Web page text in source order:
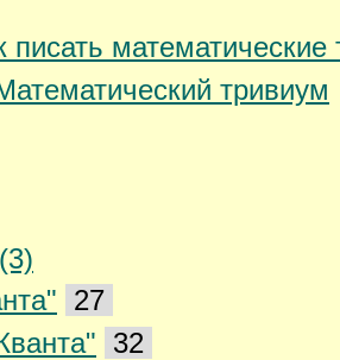
математические
тривиум
27
32